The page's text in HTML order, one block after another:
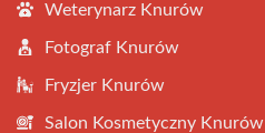
Weterynarz Knurów
Fotograf Knurów
Fryzjer Knurów
Salon Kosmetyczny Knurów